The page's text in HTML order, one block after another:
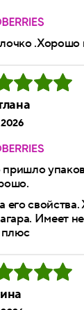
.Хорошо
его
Имеет
плюс